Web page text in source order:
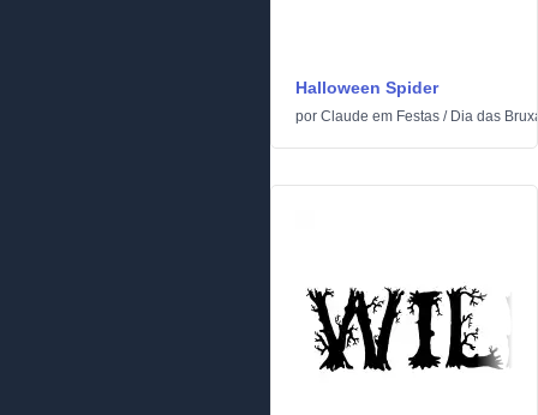
Halloween Spider
por Claude em Festas / Dia das